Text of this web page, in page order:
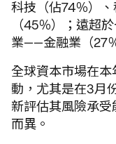
科技（佔74％）
（45％）；遠超
業——金融業（27
全球資本市場在
動，尤其是在3月
新評估其風險承
而異。